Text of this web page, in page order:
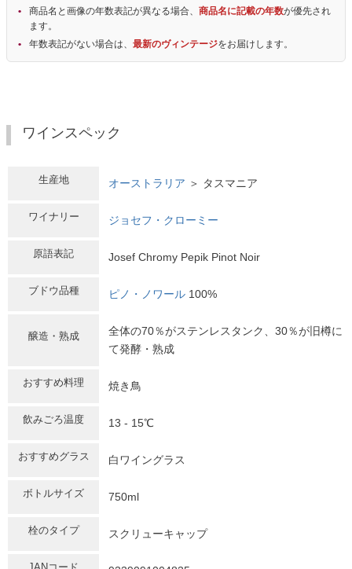
商品名と画像の年数表記が異なる場合、 商品名に記載の年数が優先され
ます。
年数表記がない場合は、 最新のヴィンテージをお届けします。
ワインスペック
生産地 オーストラリア ＞ タスマニア
ワイナリー ジョセフ・クローミー
原語表記 Josef Chromy Pepik Pinot Noir
ブドウ品種 ピノ・ノワール 100%
醸造・熟成
全体の70％がステンレスタンク、30％が旧樽に
て発酵・熟成
おすすめ料理 焼き鳥
飲みごろ温度 13 - 15℃
おすすめグラス 白ワイングラス
ボトルサイズ 750ml
栓のタイプ スクリューキャップ